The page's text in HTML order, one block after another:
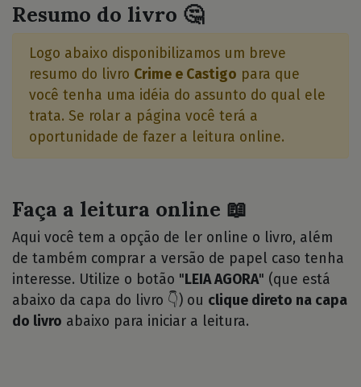
Resumo do livro 🤔
Logo abaixo disponibilizamos um breve
resumo do livro Crime e Castigo para que
você tenha uma idéia do assunto do qual ele
trata. Se rolar a página você terá a
oportunidade de fazer a leitura online.
Faça a leitura online 📖
Aqui você tem a opção de ler online o livro, além
de também comprar a versão de papel caso tenha
interesse. Utilize o botão " LEIA AGORA" (que está
abaixo da capa do livro 👇) ou clique direto na capa
do livro abaixo para iniciar a leitura.